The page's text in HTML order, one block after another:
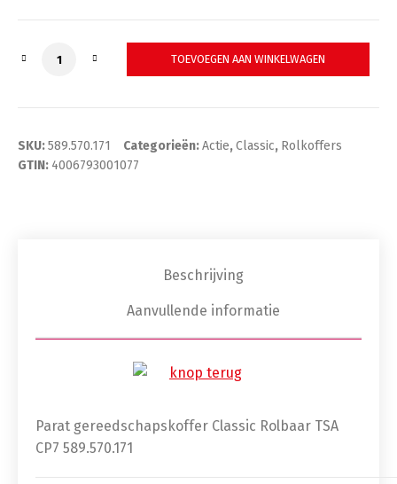
Koffer Classic Rolbaar TSA 490x460x250 CP7
TOEVOEGEN AAN WINKELWAGEN
SKU:589.570.171 Categorieën:Actie,Classic, Rolkoffers
GTIN: 4006793001077
Beschrijving
Aanvullende informatie
Parat gereedschapskoffer Classic Rolbaar TSA
CP7 589.570.171